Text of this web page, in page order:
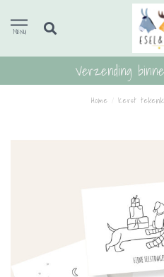
MENU
Verzending
Home Kerst